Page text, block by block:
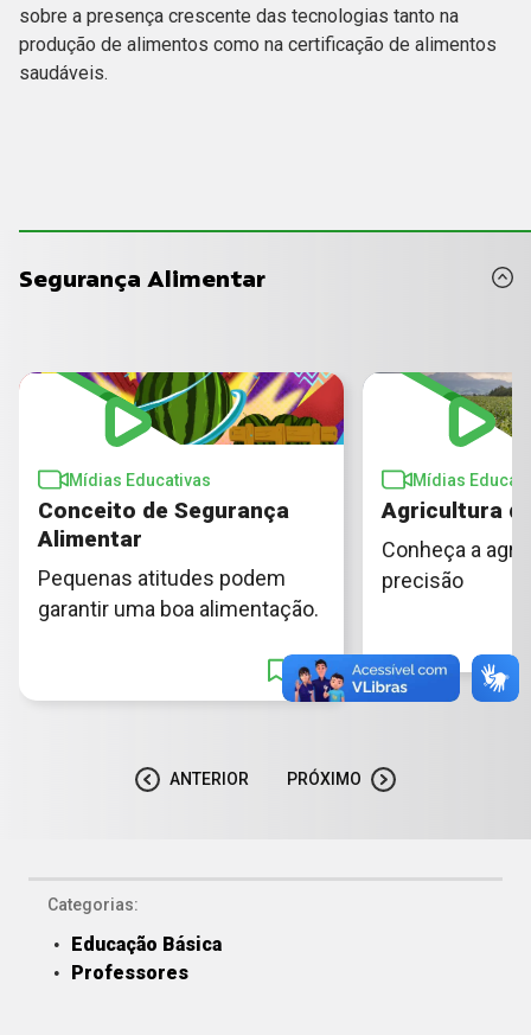
sobre a presença crescente das tecnologias tanto na
produção de alimentos como na certificação de alimentos
saudáveis.
Segurança Alimentar
Mídias Educativas
Conceito de Segurança
Alimentar
Pequenas atitudes podem
garantir uma boa alimentação.
Mídias
Agricultura
Conheça a
precisão
ANTERIOR PRÓXIMO
Categorias:
Educação Básica
Professores